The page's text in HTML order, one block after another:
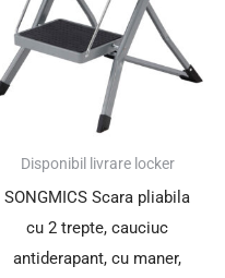
Disponibil livrare locker
SONGMICS Scara pliabila
cu 2 trepte, cauciuc
antiderapant, cu maner,